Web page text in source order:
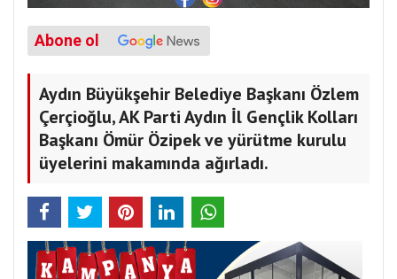
Abone ol
Aydın Büyükşehir Belediye Başkanı Özlem
Çerçioğlu, AK Parti Aydın İl Gençlik Kolları
Başkanı Ömür Özipek ve yürütme kurulu
üyelerini makamında ağırladı.